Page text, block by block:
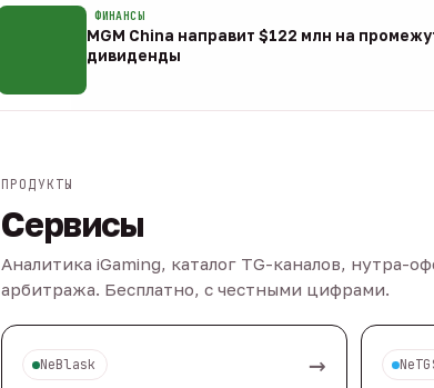
ФИНАНСЫ
MGM China направит $122 млн на
дивиденды
ПРОДУКТЫ
Сервисы
Аналитика iGaming, каталог TG-каналов, нутра-
арбитража. Бесплатно, с честными цифрами.
NeBlask →